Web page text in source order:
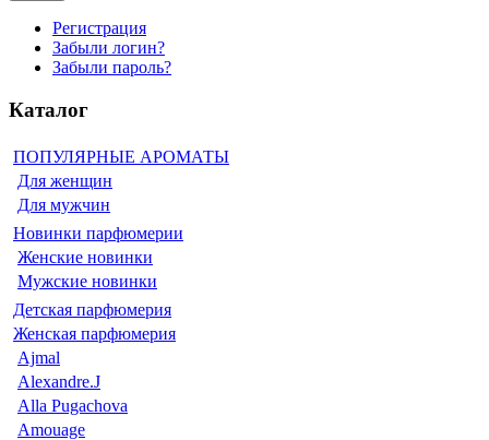
Регистрация
Забыли логин?
Забыли пароль?
Каталог
ПОПУЛЯРНЫЕ АРОМАТЫ
Для женщин
Для мужчин
Новинки парфюмерии
Женские новинки
Мужские новинки
Детская парфюмерия
Женская парфюмерия
Ajmal
Alexandre.J
Alla Pugachova
Amouage